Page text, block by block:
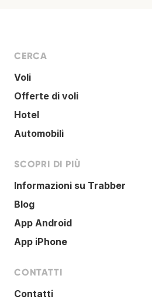
CERCA
Voli
Offerte di voli
Hotel
Automobili
SCOPRI DI PIÙ
Informazioni su Trabber
Blog
App Android
App iPhone
CONTATTI
Contatti